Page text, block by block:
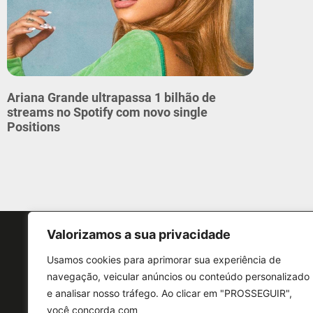
Valorizamos a sua privacidade
Usamos cookies para aprimorar sua experiência de
navegação, veicular anúncios ou conteúdo personalizado
e analisar nosso tráfego. Ao clicar em "PROSSEGUIR",
você concorda com
Ariana Grande ultrapassa 1 bilhão de
streams no Spotify com novo single
Positions